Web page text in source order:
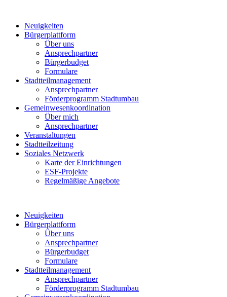
Neuigkeiten
Bürgerplattform
Über uns
Ansprechpartner
Bürgerbudget
Formulare
Stadtteilmanagement
Ansprechpartner
Förderprogramm Stadtumbau
Gemeinwesenkoordination
Über mich
Ansprechpartner
Veranstaltungen
Stadtteilzeitung
Soziales Netzwerk
Karte der Einrichtungen
ESF-Projekte
Regelmäßige Angebote
Neuigkeiten
Bürgerplattform
Über uns
Ansprechpartner
Bürgerbudget
Formulare
Stadtteilmanagement
Ansprechpartner
Förderprogramm Stadtumbau